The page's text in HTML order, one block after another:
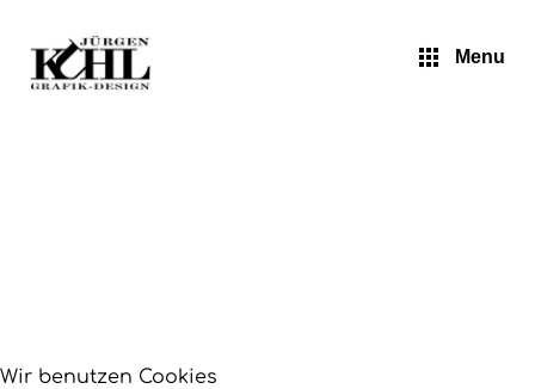
Menu
Jürgen Kuhl - Pop Art
Wir benutzen Cookies